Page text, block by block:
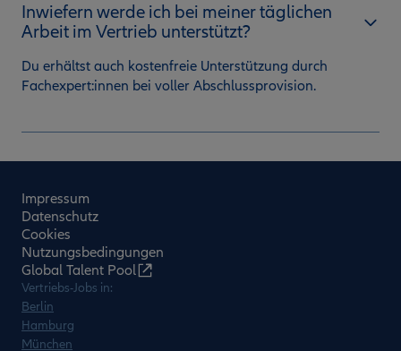
Inwiefern werde ich bei meiner täglichen
Arbeit im Vertrieb unterstützt?
Du erhältst auch kostenfreie Unterstützung durch
Fachexpert:innen bei voller Abschlussprovision.
Impressum
Datenschutz
Cookies
Nutzungsbedingungen
Global Talent Pool
Vertriebs-Jobs in:
Berlin
Hamburg
München